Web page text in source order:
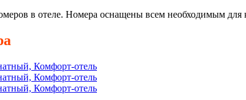
в отеле. Номера оснащены всем необходимым